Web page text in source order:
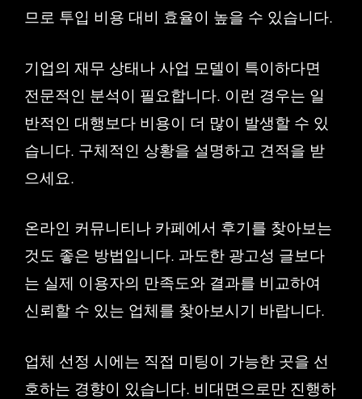
므로 투입 비용 대비 효율이 높을 수 있습니다.
기업의 재무 상태나 사업 모델이 특이하다면
전문적인 분석이 필요합니다. 이런 경우는 일
반적인 대행보다 비용이 더 많이 발생할 수 있
습니다. 구체적인 상황을 설명하고 견적을 받
으세요.
온라인 커뮤니티나 카페에서 후기를 찾아보는
것도 좋은 방법입니다. 과도한 광고성 글보다
는 실제 이용자의 만족도와 결과를 비교하여
신뢰할 수 있는 업체를 찾아보시기 바랍니다.
업체 선정 시에는 직접 미팅이 가능한 곳을 선
호하는 경향이 있습니다. 비대면으로만 진행하